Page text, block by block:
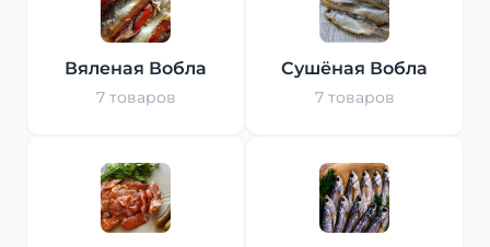
Вяленая Вобла
7 товаров
Сушёная Вобла
7 товаров